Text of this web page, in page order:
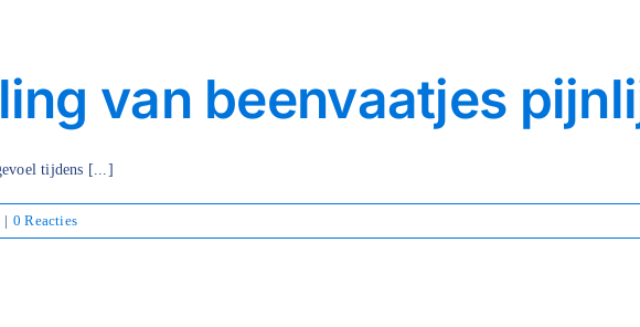
van beenvaatjes
tijdens [...]
| 0 Reacties